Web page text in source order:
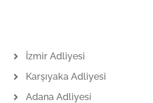
İzmir Adliyesi
Karşıyaka Adliyesi
Adana Adliyesi